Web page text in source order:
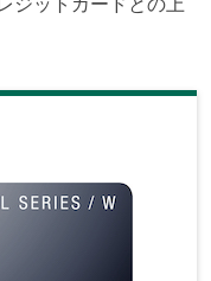
ジットカードとの上